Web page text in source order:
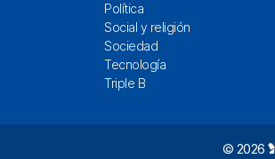
Política
Social y religión
Sociedad
Tecnología
Triple B
© 2026